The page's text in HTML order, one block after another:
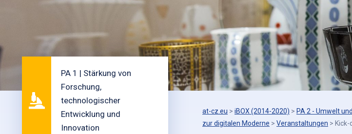
PA 1 | Stärkung von
Forschung,
technologischer
Entwicklung und
Innovation
at-cz.eu > iBOX (2014-2020) > PA 2 - Umwelt
zur digitalen Moderne > Veranstaltungen >